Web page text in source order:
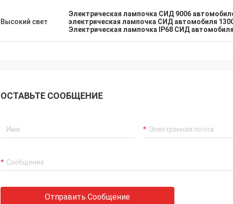
Высокий свет
Электрическая лампочка СИД 9006
электрическая лампочка СИД автомобиля
Электрическая лампочка IP68 СИД автомобиля
ОСТАВЬТЕ СООБЩЕНИЕ
Отправить Сообщение